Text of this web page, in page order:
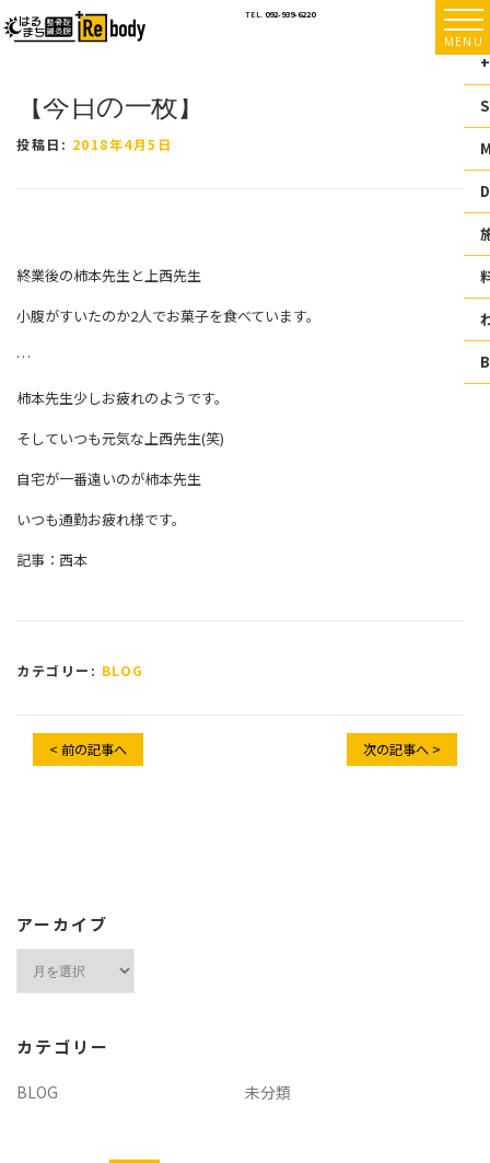
ン
TEL. 092-939-6220
MENU
【今日の一枚】
投稿日: 2018年4月5日
終業後の柿本先生と上西先生
小腹がすいたのか2人でお菓子を食べています。
…
柿本先生少しお疲れのようです。
そしていつも元気な上西先生(笑)
自宅が一番遠いのが柿本先生
いつも通勤お疲れ様です。
記事：西本
カテゴリー: BLOG
< 前の記事へ 次の記事へ >
アーカイブ
ブ
カテゴリー
BLOG 未分類